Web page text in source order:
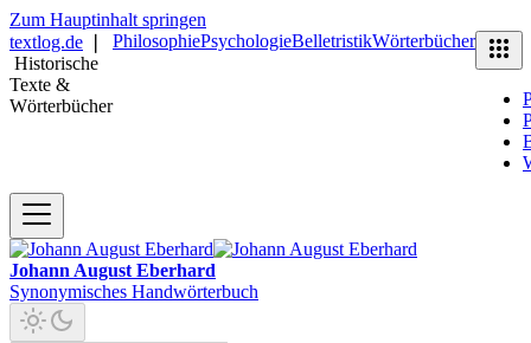
Zum Hauptinhalt springen
textlog.de
Historische
Texte &
Wörterbücher
PhilosophiePsychologieBelletristikWörterbücher
Johann August Eberhard
Synonymisches Handwörterbuch